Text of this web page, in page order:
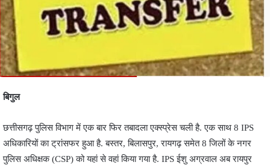
बिगुल
छत्तीसगढ़ पुलिस विभाग में एक बार फिर तबादला एक्स्प्रेस चली है. एक साथ 8 IPS
अधिकारियों का ट्रांसफर हुआ है. बस्तर, बिलासपुर, रायगढ़ समेत 8 जिलों के नगर
पुलिस अधिक्षक (CSP) को यहां से वहां किया गया है. IPS ईशु अग्रवाल अब रायपुर